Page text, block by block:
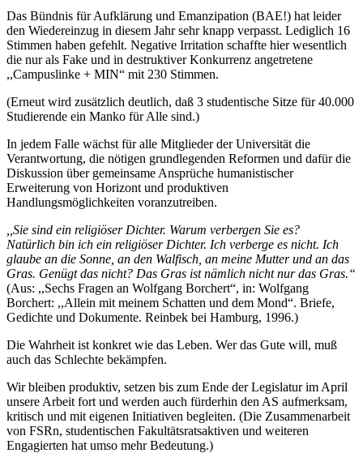
Das Bündnis für Aufklärung und Emanzipation (BAE!) hat leider
den Wiedereinzug in diesem Jahr sehr knapp verpasst. Lediglich 16
Stimmen haben gefehlt. Negative Irritation schaffte hier wesentlich
die nur als Fake und in destruktiver Konkurrenz angetretene
,,Campuslinke + MIN“ mit 230 Stimmen.
(Erneut wird zusätzlich deutlich, daß 3 studentische Sitze für 40.000
Studierende ein Manko für Alle sind.)
In jedem Falle wächst für alle Mitglieder der Universität die
Verantwortung, die nötigen grundlegenden Reformen und dafür die
Diskussion über gemeinsame Ansprüche humanistischer
Erweiterung von Horizont und produktiven
Handlungsmöglichkeiten voranzutreiben.
,,Sie sind ein religiöser Dichter. Warum verbergen Sie es?
Natürlich bin ich ein religiöser Dichter. Ich verberge es nicht. Ich
glaube an die Sonne, an den Walfisch, an meine Mutter und an das
Gras. Genügt das nicht? Das Gras ist nämlich nicht nur das Gras.“
(Aus: ,,Sechs Fragen an Wolfgang Borchert“, in: Wolfgang
Borchert: ,,Allein mit meinem Schatten und dem Mond“. Briefe,
Gedichte und Dokumente. Reinbek bei Hamburg, 1996.)
Die Wahrheit ist konkret wie das Leben. Wer das Gute will, muß
auch das Schlechte bekämpfen.
Wir bleiben produktiv, setzen bis zum Ende der Legislatur im April
unsere Arbeit fort und werden auch fürderhin den AS aufmerksam,
kritisch und mit eigenen Initiativen begleiten. (Die Zusammenarbeit
von FSRn, studentischen Fakultätsratsaktiven und weiteren
Engagierten hat umso mehr Bedeutung.)